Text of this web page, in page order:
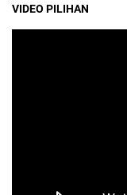
VIDEO PILIHAN